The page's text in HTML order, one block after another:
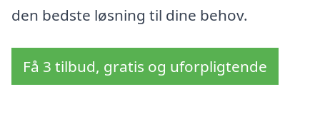
den bedste løsning til dine behov.
Få 3 tilbud, gratis og uforpligtende